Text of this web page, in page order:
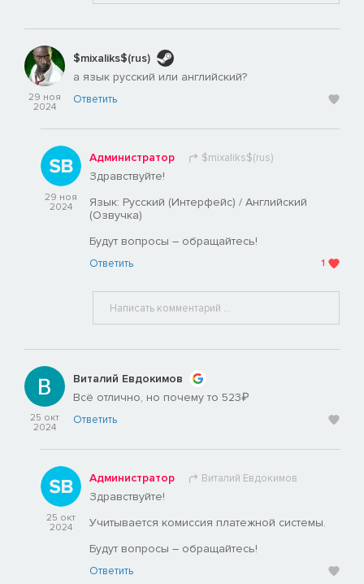
29 ноя
2024
$mixaliks$(rus)
а язык русский или английский?
Ответить
29 ноя
2024
Администратор $mixaliks$(rus)
Здравствуйте!
Язык: Русский (Интерфейс) / Английский
(Озвучка)
Будут вопросы – обращайтесь!
Ответить 1
25 окт
2024
Виталий Евдокимов
Всё отлично, но почему то 523₽
Ответить
25 окт
2024
Администратор Виталий Евдокимов
Здравствуйте!
Учитывается комиссия платежной системы.
Будут вопросы – обращайтесь!
Ответить